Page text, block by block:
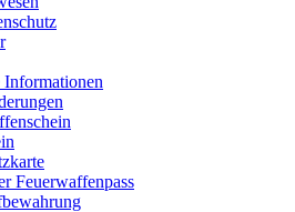
Feuerwaffenpass